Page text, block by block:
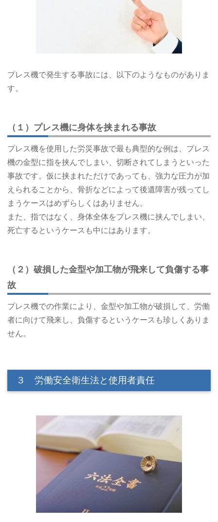
プレス機で発生する事故には、以下のようなものがありま
す。
（１）プレス機に身体を挟まれる事故
プレス機を使用した労災事故で最も典型的な例は、プレス
機の金型に指を挟んでしまい、切断されてしまうといった
事故です。仮に挟まれただけであっても、強力な圧力が加
えられることから、骨折などによって後遺障害が残ってし
まうケースはめずらしくはありません。
また、指ではなく、身体全体をプレス機に挟んでしまい、
死亡するというケースも中にはあります。
（２）破損した金型や加工物が飛来して負傷する事
故
プレス機での作業により、金型や加工物が破損して、労働
者に向けて飛来し、負傷するというケースも珍しくありま
せん。
３ 労働安全衛生法と使用者責任